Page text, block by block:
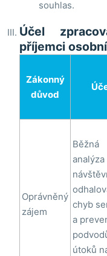
souhlas.
Účel
příjemci
Zákonný
důvod
Oprávněný
zájem
Běžná
analýza
chyb
a
útoků